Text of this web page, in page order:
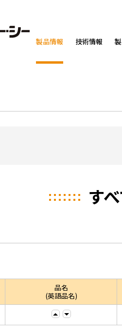
製品情報 技術情報
す
品名
(英語品名)